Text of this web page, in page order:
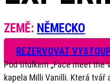
ZEMĚ: NĚMECKO
REZERVOVAT
Pod titulkem „Face meet the
kapela Milli Vanilli. Která